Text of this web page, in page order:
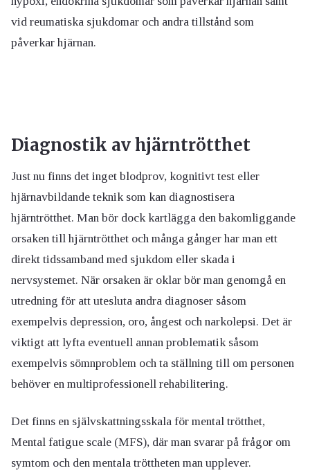
vid reumatiska sjukdomar och andra tillstånd som
påverkar hjärnan.
Diagnostik av hjärntrötthet
Just nu finns det inget blodprov, kognitivt test eller
hjärnavbildande teknik som kan diagnostisera
hjärntrötthet. Man bör dock kartlägga den bakomliggande
orsaken till hjärntrötthet och många gånger har man ett
direkt tidssamband med sjukdom eller skada i
nervsystemet. När orsaken är oklar bör man genomgå en
utredning för att utesluta andra diagnoser såsom
exempelvis depression, oro, ångest och narkolepsi. Det är
viktigt att lyfta eventuell annan problematik såsom
exempelvis sömnproblem och ta ställning till om personen
behöver en multiprofessionell rehabilitering.
Det finns en självskattningsskala för mental trötthet,
Mental fatigue scale (MFS), där man svarar på frågor om
symtom och den mentala tröttheten man upplever.